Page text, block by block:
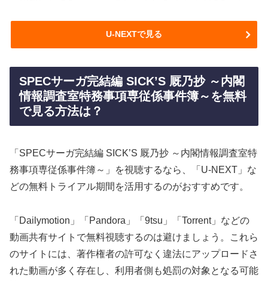
U-NEXTで見る
SPECサーガ完結編 SICK’S 厩乃抄 ～内閣
情報調査室特務事項専従係事件簿～を無料
で見る方法は？
「SPECサーガ完結編 SICK’S 厩乃抄 ～内閣情報調査室特
務事項専従係事件簿～」を視聴するなら、「U-NEXT」な
どの無料トライアル期間を活用するのがおすすめです。
「Dailymotion」「Pandora」「9tsu」「Torrent」などの
動画共有サイトで無料視聴するのは避けましょう。これら
のサイトには、著作権者の許可なく違法にアップロードさ
れた動画が多く存在し、利用者側も処罰の対象となる可能